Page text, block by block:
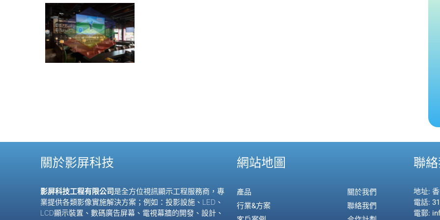
關於影屏科技
影屏科技工程有限公司是全方位視訊顯示工程服務商，專
業提供各類影像實施解決方案；例如：投影設施、 LED 、
LCD顯示裝置、數碼廣告屏幕、電視幕牆的開發、設計、
網站地圖
產品
行業&方案
關於我們
聯絡我們
聯
地址:
電話:
電郵: